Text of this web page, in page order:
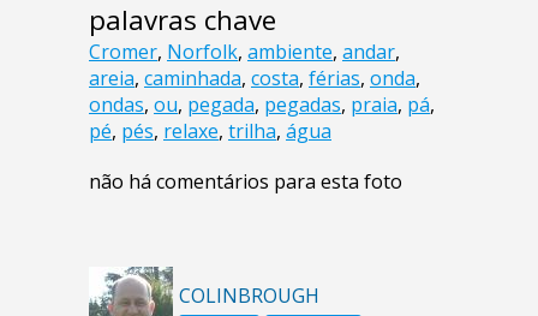
palavras chave
Cromer, Norfolk, ambiente, andar,
areia, caminhada, costa, férias, onda,
ondas, ou, pegada, pegadas, praia, pá,
pé, pés, relaxe, trilha, água
não há comentários para esta foto
COLINBROUGH